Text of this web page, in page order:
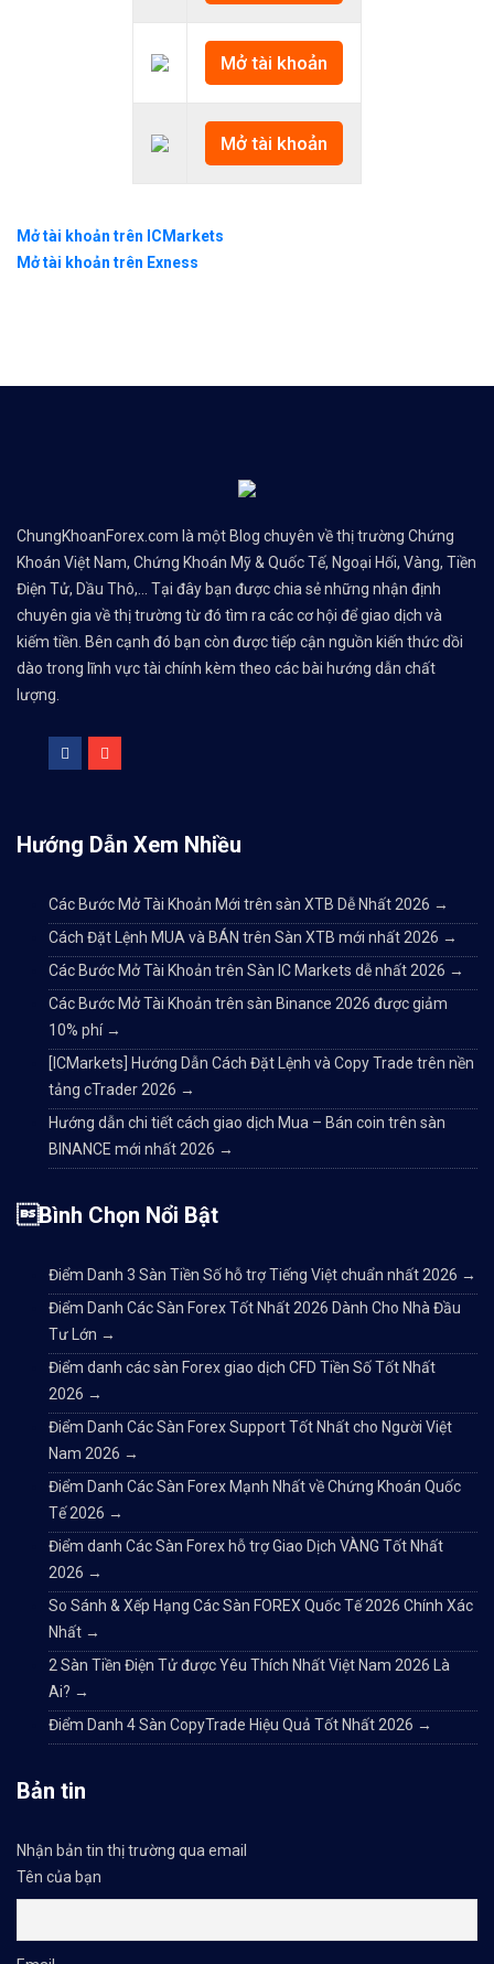
Mở tài khoản
Mở tài khoản
Mở tài khoản trên ICMarkets
Mở tài khoản trên Exness
ChungKhoanForex.com là một Blog chuyên về thị trường Chứng
Khoán Việt Nam, Chứng Khoán Mỹ & Quốc Tế, Ngoại Hối, Vàng, Tiền
Điện Tử, Dầu Thô,... Tại đây bạn được chia sẻ những nhận định
chuyên gia về thị trường từ đó tìm ra các cơ hội để giao dịch và
kiếm tiền. Bên cạnh đó bạn còn được tiếp cận nguồn kiến thức dồi
dào trong lĩnh vực tài chính kèm theo các bài hướng dẫn chất
lượng.
Hướng Dẫn Xem Nhiều
Các Bước Mở Tài Khoản Mới trên sàn XTB Dễ Nhất 2026 →
Cách Đặt Lệnh MUA và BÁN trên Sàn XTB mới nhất 2026 →
Các Bước Mở Tài Khoản trên Sàn IC Markets dễ nhất 2026 →
Các Bước Mở Tài Khoản trên sàn Binance 2026 được giảm
10% phí →
[ICMarkets] Hướng Dẫn Cách Đặt Lệnh và Copy Trade trên nền
tảng cTrader 2026 →
Hướng dẫn chi tiết cách giao dịch Mua – Bán coin trên sàn
BINANCE mới nhất 2026 →
Bình Chọn Nổi Bật
Điểm Danh 3 Sàn Tiền Số hỗ trợ Tiếng Việt chuẩn nhất 2026 →
Điểm Danh Các Sàn Forex Tốt Nhất 2026 Dành Cho Nhà Đầu
Tư Lớn →
Điểm danh các sàn Forex giao dịch CFD Tiền Số Tốt Nhất
2026 →
Điểm Danh Các Sàn Forex Support Tốt Nhất cho Người Việt
Nam 2026 →
Điểm Danh Các Sàn Forex Mạnh Nhất về Chứng Khoán Quốc
Tế 2026 →
Điểm danh Các Sàn Forex hỗ trợ Giao Dịch VÀNG Tốt Nhất
2026 →
So Sánh & Xếp Hạng Các Sàn FOREX Quốc Tế 2026 Chính Xác
Nhất →
2 Sàn Tiền Điện Tử được Yêu Thích Nhất Việt Nam 2026 Là
Ai? →
Điểm Danh 4 Sàn CopyTrade Hiệu Quả Tốt Nhất 2026 →
Bản tin
Nhận bản tin thị trường qua email
Tên của bạn